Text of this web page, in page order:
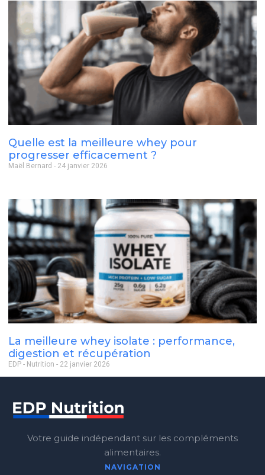
Quelle est la meilleure whey pour
progresser efficacement ?
Maël Bernard 24 janvier 2026
La meilleure whey isolate : performance,
digestion et récupération
EDP - Nutrition 22 janvier 2026
Votre guide indépendant sur les compléments
alimentaires.
NAVIGATION